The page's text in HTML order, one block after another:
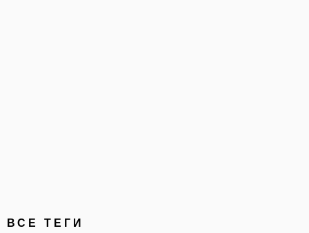
ВСЕ ТЕГИ